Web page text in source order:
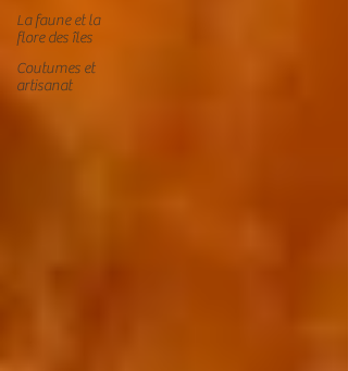
La faune et la
flore des îles
Coutumes et
artisanat